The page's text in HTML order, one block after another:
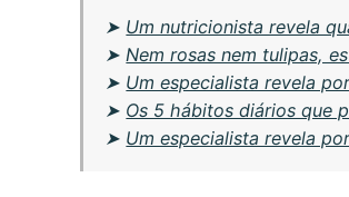
➤ Um nutricionista revela
➤ Nem rosas nem tulipas,
➤ Um especialista revela
➤ Os 5 hábitos diários que
➤ Um especialista revela